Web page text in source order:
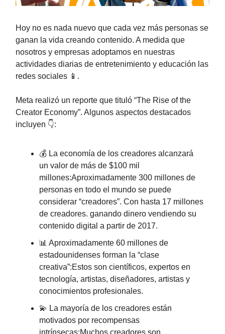
Hoy no es nada nuevo que cada vez más personas se
ganan la vida creando contenido. A medida que
nosotros y empresas adoptamos en nuestras
actividades diarias de entretenimiento y educación las
redes sociales 📱.
Meta realizó un reporte que tituló “The Rise of the
Creator Economy”. Algunos aspectos destacados
incluyen 👇:
💰 La economía de los creadores alcanzará
un valor de más de $100 mil
millones:Aproximadamente 300 millones de
personas en todo el mundo se puede
considerar “creadores”. Con hasta 17 millones
de creadores. ganando dinero vendiendo su
contenido digital a partir de 2017.
📊 Aproximadamente 60 millones de
estadounidenses forman la “clase
creativa”:Estos son científicos, expertos en
tecnología, artistas, diseñadores, artistas y
conocimientos profesionales.
💫 La mayoría de los creadores están
motivados por recompensas
intrínsecas:Muchos creadores son